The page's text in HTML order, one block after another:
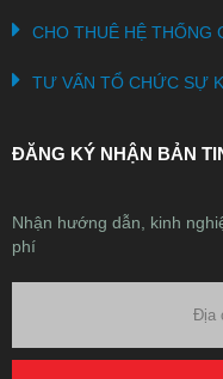
CHO THUÊ HỆ THỐNG
TƯ VẤN TỔ CHỨC SỰ
ĐĂNG KÝ NHẬN BẢN
Nhận hướng dẫn, kinh
phí